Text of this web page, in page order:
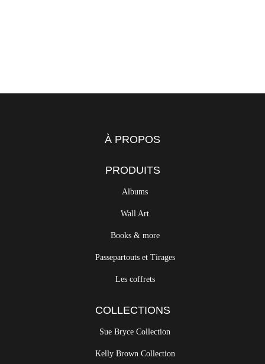
À PROPOS
PRODUITS
Albums
Wall Art
Books & more
Passepartouts et Tirages
Les coffrets
COLLECTIONS
Sue Bryce Collection
Kelly Brown Collection